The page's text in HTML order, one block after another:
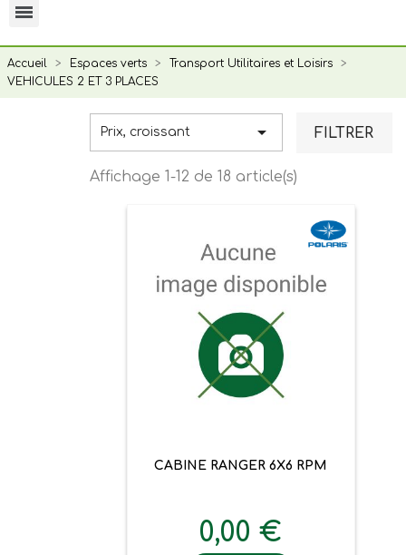
Accueil Espaces verts
Transport Utilitaires et Loisirs
VEHICULES 2 ET 3 PLACES
Prix, croissant  FILTRER
Affichage 1-12 de 18 article(s)
CABINE RANGER 6X6 RPM
0,00 €